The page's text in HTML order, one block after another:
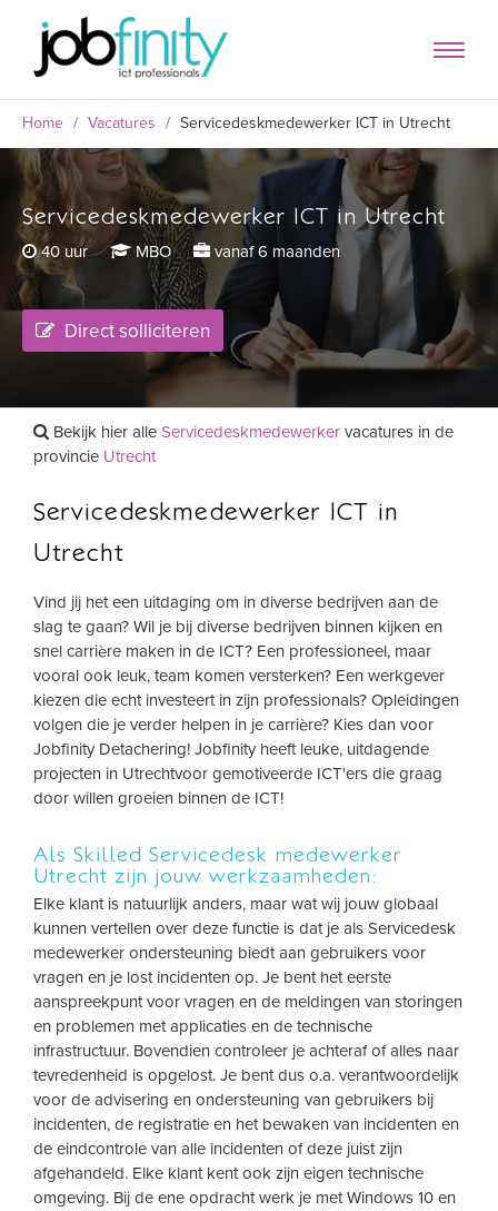
Home / Vacatures / Servicedeskmedewerker ICT in Utrecht
formulier
Servicedeskmedewerker ICT in Utrecht
40 uur MBO vanaf 6 maanden
Direct solliciteren
Bekijk hier alle Servicedeskmedewerker vacatures in de
provincie Utrecht
Servicedeskmedewerker ICT in
Utrecht
Vind jij het een uitdaging om in diverse bedrijven aan de
slag te gaan? Wil je bij diverse bedrijven binnen kijken en
snel carrière maken in de ICT? Een professioneel, maar
vooral ook leuk, team komen versterken? Een werkgever
kiezen die echt investeert in zijn professionals? Opleidingen
volgen die je verder helpen in je carrière? Kies dan voor
Jobfinity Detachering! Jobfinity heeft leuke, uitdagende
projecten in Utrechtvoor gemotiveerde ICT'ers die graag
door willen groeien binnen de ICT!
Als Skilled Servicedesk medewerker
Utrecht zijn jouw werkzaamheden:
Elke klant is natuurlijk anders, maar wat wij jouw globaal
kunnen vertellen over deze functie is dat je als Servicedesk
medewerker ondersteuning biedt aan gebruikers voor
vragen en je lost incidenten op. Je bent het eerste
aanspreekpunt voor vragen en de meldingen van storingen
en problemen met applicaties en de technische
infrastructuur. Bovendien controleer je achteraf of alles naar
tevredenheid is opgelost. Je bent dus o.a. verantwoordelijk
voor de advisering en ondersteuning van gebruikers bij
incidenten, de registratie en het bewaken van incidenten en
de eindcontrole van alle incidenten of deze juist zijn
afgehandeld. Elke klant kent ook zijn eigen technische
omgeving. Bij de ene opdracht werk je met Windows 10 en